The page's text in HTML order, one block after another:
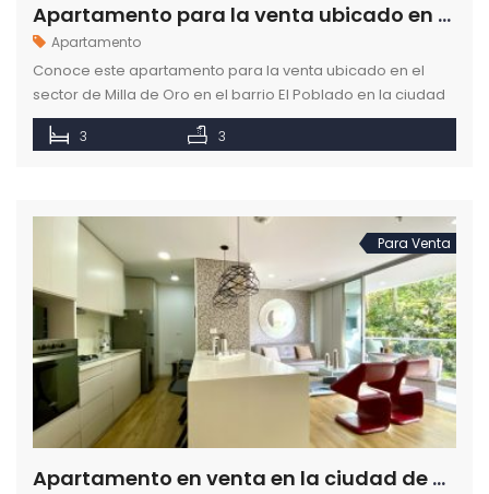
Apartamento para la venta ubicado en el sector de Milla de Oro en la ciudad de Medellín
Apartamento
Conoce este apartamento para la venta ubicado en el
sector de Milla de Oro en el barrio El Poblado en la ciudad
de Medellín.
3 3
Para Venta
Apartamento en venta en la ciudad de Medellín barrio El Poblado